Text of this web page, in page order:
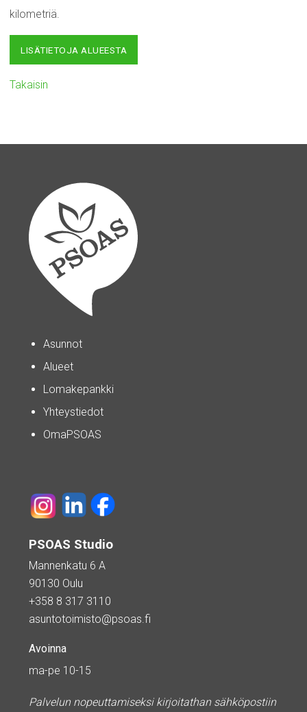
kilometriä.
LISÄTIETOJA ALUEESTA
Takaisin
Asunnot
Alueet
Lomakepankki
Yhteystiedot
OmaPSOAS
PSOAS Studio
Mannenkatu 6 A
90130 Oulu
+358 8 317 3110
asuntotoimisto@psoas.fi
Avoinna
ma-pe 10-15
Palvelun nopeuttamiseksi kirjoitathan sähköpostiin